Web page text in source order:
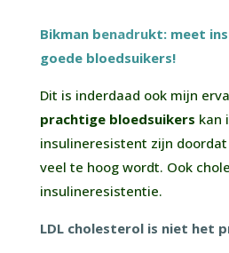
Bikman benadrukt: meet
goede bloedsuikers!
Dit is inderdaad ook mijn
prachtige bloedsuikers kan
insulineresistent zijn
veel te hoog wordt. Ook
insulineresistentie.
LDL cholesterol is niet het